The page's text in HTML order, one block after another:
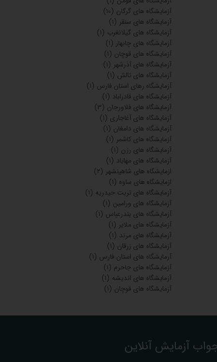
آزمایشگاه های گرگان (۱۰)
آزمایشگاه های سنقر (۱)
آزمایشگاه های گیلانغرب (۱)
آزمایشگاه های چابهار (۱)
آزمایشگاه های قوچان (۱)
آزمایشگاه های آذرشهر (۱)
آزمایشگاه های تالش (۱)
آزمایشگاه رهای استان فارس (۱)
آزمایشگاه های قادراباد (۱)
آزمایشگاه های فلاورجان (۳)
آزمایشگاه های آغاجاری (۱)
آزمایشگاه های دامغان (۱)
آزمایشگاه های کاشمر (۱)
آزمایشگاه های رزن (۱)
آزمایشگاه های مهاباد (۱)
ازمایشگاه های شاهینشهر (۲)
ازمایشگاه های ساوه (۱)
آزمایشگاه های تربت حیدریه (۱)
آزمایشگاه های ورامین (۱)
آزمایشگاه های بندرعباس (۱)
آزمایشگاه های ملایر (۱)
آزمایشگاه های مرند (۱)
آزمایشگاه های زرقان (۱)
آرمایشگاه های استان فارس (۱)
آزمایشگاه های جاحرم (۱)
آزمایشگاه های اندیشه (۱)
آزمایشگاه های قوچان (۱)
آزمایش آنلاین